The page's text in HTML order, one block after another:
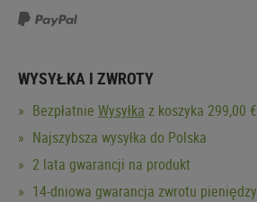
WYSYŁKA I ZWROTY
Bezpłatnie Wysyłka z koszyka 299,00 €
Najszybsza wysyłka do Polska
2 lata gwarancji na produkt
14-dniowa gwarancja zwrotu pieniędzy